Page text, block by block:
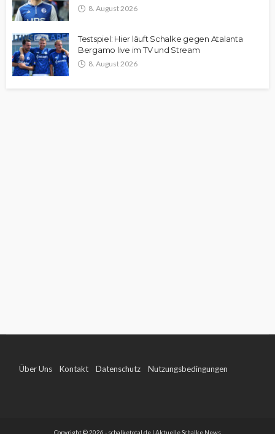
8. August 2026
Testspiel: Hier läuft Schalke gegen Atalanta
Bergamo live im TV und Stream
8. August 2026
Über Uns Kontakt Datenschutz Nutzungsbedingungen
Copyright © 2026 - schalketotal.de | Aktuelle Schalke News